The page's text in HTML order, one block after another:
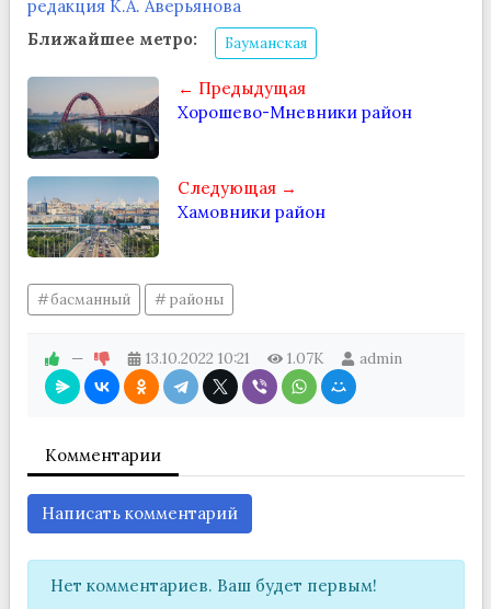
редакция К.А. Аверьянова
Ближайшее метро:
Бауманская
← Предыдущая
Хорошево-Мневники район
Следующая →
Хамовники район
басманный районы
— 13.10.2022 10:21 1.07K admin
Комментарии
Написать комментарий
Нет комментариев. Ваш будет первым!